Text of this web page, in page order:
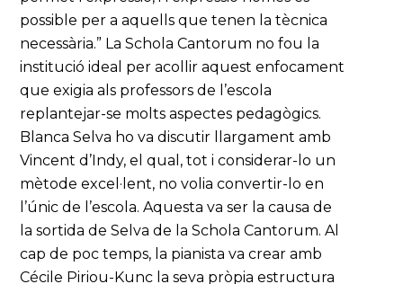
possible per a aquells que tenen la tècnica
necessària.” La Schola Cantorum no fou la
institució ideal per acollir aquest enfocament
que exigia als professors de l’escola
replantejar-se molts aspectes pedagògics.
Blanca Selva ho va discutir llargament amb
Vincent d’Indy, el qual, tot i considerar-lo un
mètode excel·lent, no volia convertir-lo en
l’únic de l’escola. Aquesta va ser la causa de
la sortida de Selva de la Schola Cantorum. Al
cap de poc temps, la pianista va crear amb
Cécile Piriou-Kunc la seva pròpia estructura